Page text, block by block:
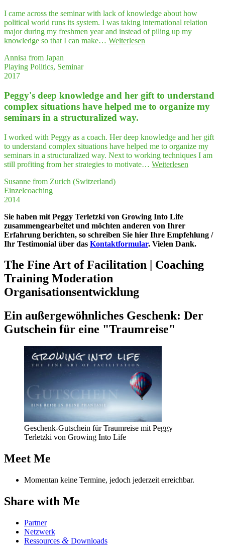
Fort­
bil­
dung
als
mit
Herz
erlebt.
feh­
le
Frau
Ter­
als
Coach
und
Bera­
rin
weiter!"
I came across the seminar with lack of knowledge about how
political world runs its system. I was taking international relation
major during my freshmen year and instead of piling up my
knowledge so that I can make… Weiterlesen
thin­
king
stra­
with
crea­
ti­
vi­
Politics""
Annisa from Japan
Playing Politics, Seminar
2017
Peggy's deep know­ledge and her gift to under­stand
com­plex situa­tions have hel­ped me to orga­ni­ze my
semi­nars in a struc­tu­ra­li­zed way.
I worked with Peggy as a coach. Her deep knowledge and her gift
to understand complex situations have helped me to organize my
seminars in a structuralized way. Next to working techniques I am
still profiting from her strategies to motivate… Weiterlesen
under­
stand
plex
situa­
me
Susanne from Zurich (Switzerland)
Einzelcoaching
2014
Sie haben mit Peggy Terletzki von Growing Into Life
zusammengearbeitet und möchten anderen von Ihrer
Erfahrung berichten, so schreiben Sie hier Ihre Empfehlung /
Ihr Testimonial über das Kontaktformular. Vielen Dank.
The Fine Art of Facilitation | Coaching
Training Moderation
Organisationsentwicklung
Ein außer­ge­wöhn­li­ches Geschenk: Der
Gut­schein für eine "Traum­rei­se"
Geschenk-Gutschein für Traumreise mit Peggy
Terletzki von Growing Into Life
Meet Me
Momentan keine Termine, jedoch jederzeit erreichbar.
Share with Me
Part­ner
Netz­werk
Res­sour­ces & Downloads